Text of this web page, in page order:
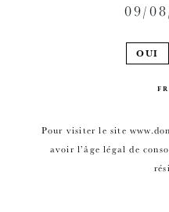
09/
OUI
FR
Pour visiter le site
avoir l’âge légal de